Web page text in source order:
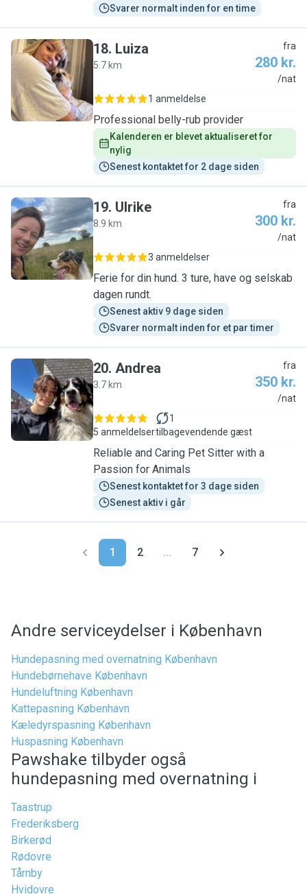
Svarer normalt inden for en time
L
18. Luiza
5.7 km
fra
280 kr.
/nat
1 anmeldelse
Professional belly-rub provider
Kalenderen er blevet aktualiseret for
nylig
Senest kontaktet for 2 dage siden
U
19. Ulrike
8.9 km
fra
300 kr.
/nat
3 anmeldelser
Ferie for din hund. 3 ture, have og selskab
dagen rundt.
Senest aktiv 9 dage siden
Svarer normalt inden for et par timer
A
20. Andrea
3.7 km
fra
350 kr.
/nat
5 anmeldelser
1
tilbagevendende gæst
Reliable and Caring Pet Sitter with a
Passion for Animals
Senest kontaktet for 3 dage siden
Senest aktiv i går
1 2 ... 7
Andre serviceydelser i København
Hundepasning med overnatning København
Hundebørnehave København
Hundeluftning København
Kattepasning København
Kæledyrspasning København
Huspasning København
Pawshake tilbyder også
hundepasning med overnatning i
Taastrup
Frederiksberg
Birkerød
Rødovre
Tårnby
Hvidovre